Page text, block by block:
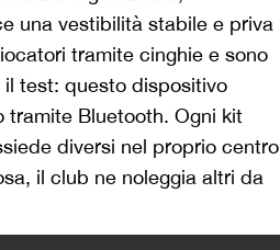
una vestibilità stabile e priva
tramite cinghie e sono
test: questo dispositivo
Bluetooth. Ogni kit
diversi nel proprio centro
il club ne noleggia altri da